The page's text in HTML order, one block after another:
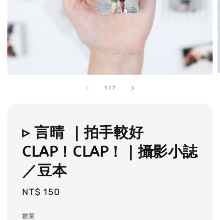
1 /7
▹ 言晴 ｜拍手較好
CLAP！CLAP！｜攝影小誌
／豆本
Regular
NT$ 150
數量